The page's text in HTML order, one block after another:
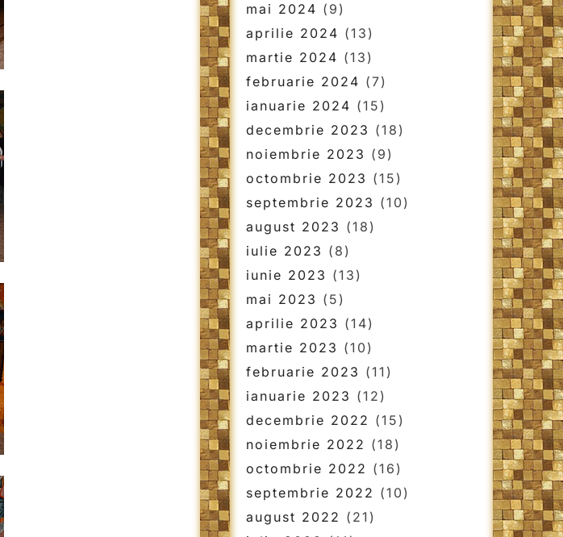
mai 2024 (9)
aprilie 2024 (13)
martie 2024 (13)
februarie 2024 (7)
ianuarie 2024 (15)
decembrie 2023 (18)
noiembrie 2023 (9)
octombrie 2023 (15)
septembrie 2023 (10)
august 2023 (18)
iulie 2023 (8)
iunie 2023 (13)
mai 2023 (5)
aprilie 2023 (14)
martie 2023 (10)
februarie 2023 (11)
ianuarie 2023 (12)
decembrie 2022 (15)
noiembrie 2022 (18)
octombrie 2022 (16)
septembrie 2022 (10)
august 2022 (21)